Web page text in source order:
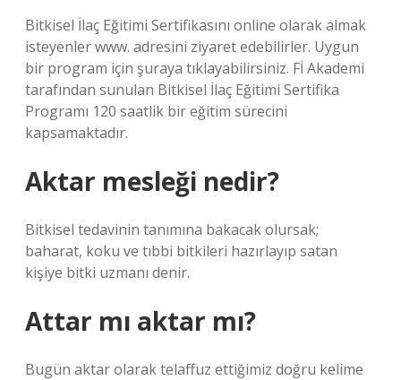
Bitkisel İlaç Eğitimi Sertifikasını online olarak almak
isteyenler www. adresini ziyaret edebilirler. Uygun
bir program için şuraya tıklayabilirsiniz. Fİ Akademi
tarafından sunulan Bitkisel İlaç Eğitimi Sertifika
Programı 120 saatlik bir eğitim sürecini
kapsamaktadır.
Aktar mesleği nedir?
Bitkisel tedavinin tanımına bakacak olursak;
baharat, koku ve tıbbi bitkileri hazırlayıp satan
kişiye bitki uzmanı denir.
Attar mı aktar mı?
Bugün aktar olarak telaffuz ettiğimiz doğru kelime